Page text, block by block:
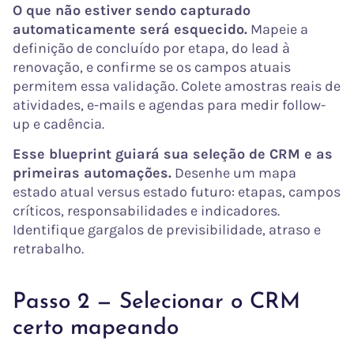
O que não estiver sendo capturado
automaticamente será esquecido. Mapeie a
definição de concluído por etapa, do lead à
renovação, e confirme se os campos atuais
permitem essa validação. Colete amostras reais de
atividades, e-mails e agendas para medir follow-
up e cadência.
Esse blueprint guiará sua seleção de CRM e as
primeiras automações. Desenhe um mapa
estado atual versus estado futuro: etapas, campos
críticos, responsabilidades e indicadores.
Identifique gargalos de previsibilidade, atraso e
retrabalho.
Passo 2 — Selecionar o CRM
certo mapeando